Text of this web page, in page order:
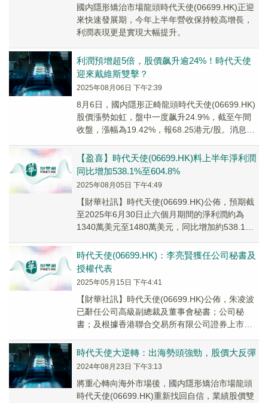
國内隱形矯治市場龍頭時代天使(06699.HK)正迎
來快速發展期，今年上半年營收保持較高增長，
利潤表現更是實現大幅提升。
利潤預增超5倍，股價飙升逾24%！時代天使
迎來戴維斯雙擊？
2025年08月06日 下午2:39
8月6日，國内隱形正畸龍頭時代天使(06699.HK)
股價漲勢如虹，盤中一度飙升24.9%，截至午間
收盤，漲幅為19.42%，報68.25港元/股。消息面
【盈喜】時代天使(06699.HK)料上半年淨利潤
同比增加538.1%至604.8%
2025年08月05日 下午4:49
【財華社訊】時代天使(06699.HK)公佈，預期截
至2025年6月30日止六個月期間的淨利潤約為
1340萬美元至1480萬美元，同比增加約538.1%
時代天使(06699.HK)：李亮賢獲任公司秘書及
授權代表
2025年05月15日 下午4:41
【財華社訊】時代天使(06699.HK)公佈，朱凌波
已辭任公司高級副總裁及董事會秘書；公司秘
書；及根據香港聯合交易所有限公司證券上市規
時代天使大逆轉：出海勢頭強勁，股價大反彈
2024年08月23日 下午3:13
將重心轉向海外市場後，國内隱形矯治市場龍頭
時代天使(06699.HK)重新找回自信，業績股價雙